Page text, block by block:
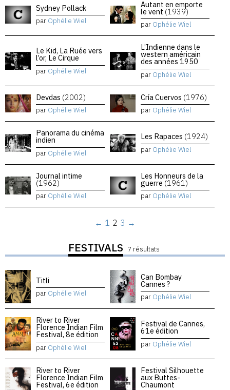
Sydney Pollack
par Ophélie Wiel
Autant en emporte
le vent (1939)
par Ophélie Wiel
Le Kid, La Ruée vers
l’or, Le Cirque
par Ophélie Wiel
L’Indienne dans le
western américain
des années 1950
par Ophélie Wiel
Devdas (2002)
par Ophélie Wiel
Cría Cuervos (1976)
par Ophélie Wiel
Panorama du cinéma
indien
par Ophélie Wiel
Les Rapaces (1924)
par Ophélie Wiel
Journal intime
(1962)
par Ophélie Wiel
Les Honneurs de la
guerre (1961)
par Ophélie Wiel
← 1 2 3 →
FESTIVALS 7 résultats
Titli
par Ophélie Wiel
Can Bombay
Cannes ?
par Ophélie Wiel
River to River
Florence Indian Film
Festival, 8e édition
par Ophélie Wiel
Festival de Cannes,
61e édition
par Ophélie Wiel
River to River
Florence Indian Film
Festival, 6e édition
Festival Silhouette
aux Buttes-
Chaumont